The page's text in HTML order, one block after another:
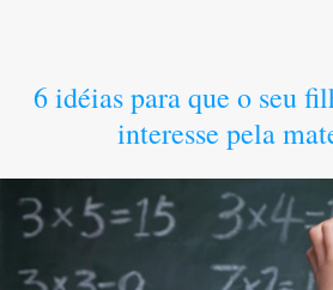
6 idéias para que o seu
interesse pela